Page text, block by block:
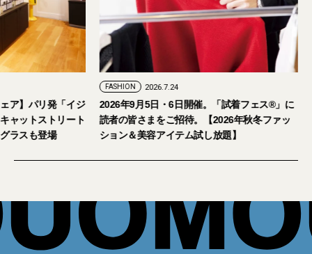
【おしゃれな大人のアイウェア】パリ発「イジ
ピジ」が国内初の旗艦店をキャットストリート
にオープン。日本限定サングラスも登場
2026年9月5日・6
読者の皆さまをご
ション＆美容アイ